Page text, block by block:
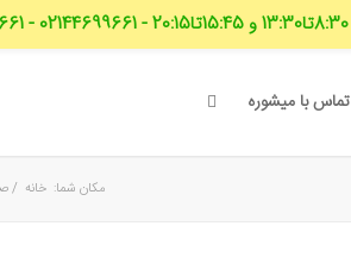
تماس با میشوره
مکان شما: خانه /